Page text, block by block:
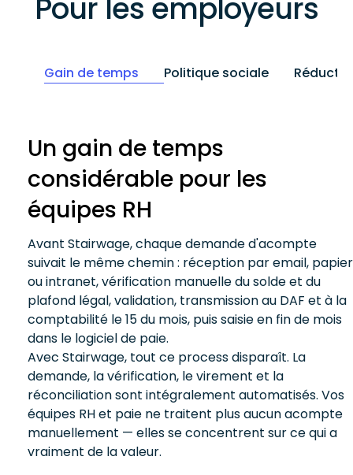
Pour les employeurs
Gain de temps Politique sociale
Un gain de temps
considérable pour les
équipes RH
Avant Stairwage, chaque demande d'acompte
suivait le même chemin : réception par email, papier
ou intranet, vérification manuelle du solde et du
plafond légal, validation, transmission au DAF et à la
comptabilité le 15 du mois, puis saisie en fin de mois
dans le logiciel de paie.
Avec Stairwage, tout ce process disparaît. La
demande, la vérification, le virement et la
réconciliation sont intégralement automatisés. Vos
équipes RH et paie ne traitent plus aucun acompte
manuellement — elles se concentrent sur ce qui a
vraiment de la valeur.